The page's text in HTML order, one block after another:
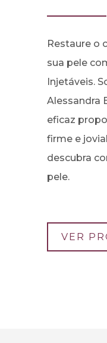
Restaure o
sua pele
Injetáveis.
Alessandra
eficaz
firme e
descubra
pele.
VER